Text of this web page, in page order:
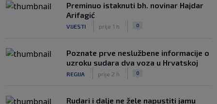
Preminuo istaknuti bh. novinar Hajdar
Arifagić
VIJESTI prije 1 h 0
Poznate prve neslužbene informacije o
uzroku sudara dva voza u Hrvatskoj
REGIJA prije 2 h 0
Rudari i dalje ne žele napustiti jamu